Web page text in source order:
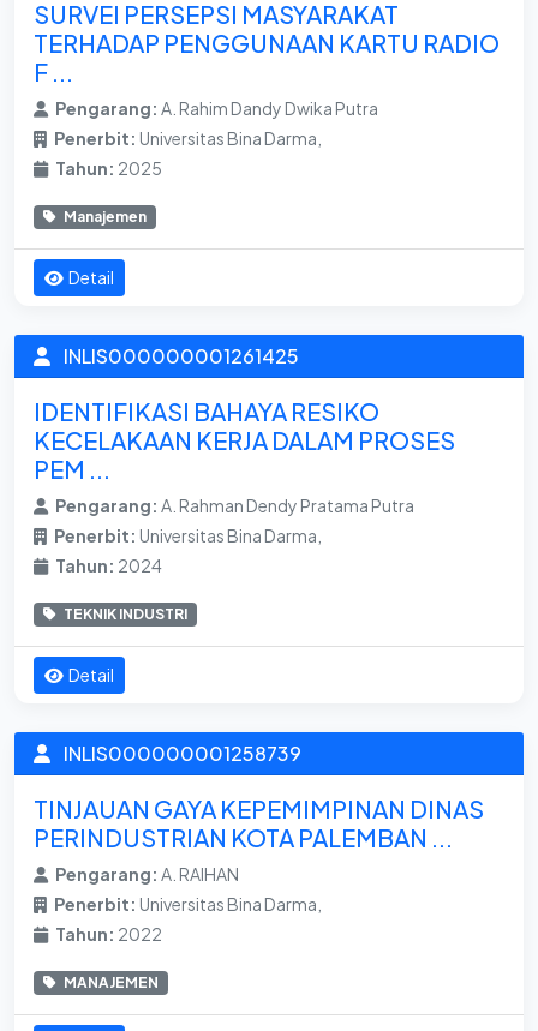
SURVEI PERSEPSI MASYARAKAT
TERHADAP PENGGUNAAN KARTU RADIO
F ...
Pengarang: A. Rahim Dandy Dwika Putra
Penerbit: Universitas Bina Darma,
Tahun: 2025
Manajemen
Detail
INLIS000000001261425
IDENTIFIKASI BAHAYA RESIKO
KECELAKAAN KERJA DALAM PROSES
PEM ...
Pengarang: A. Rahman Dendy Pratama Putra
Penerbit: Universitas Bina Darma,
Tahun: 2024
TEKNIK INDUSTRI
Detail
INLIS000000001258739
TINJAUAN GAYA KEPEMIMPINAN DINAS
PERINDUSTRIAN KOTA PALEMBAN ...
Pengarang: A. RAIHAN
Penerbit: Universitas Bina Darma,
Tahun: 2022
MANAJEMEN